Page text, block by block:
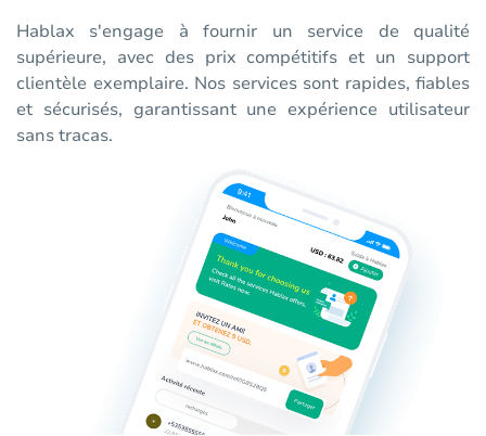
Hablax s'engage à fournir un service de qualité
supérieure, avec des prix compétitifs et un support
clientèle exemplaire. Nos services sont rapides, fiables
et sécurisés, garantissant une expérience utilisateur
sans tracas.